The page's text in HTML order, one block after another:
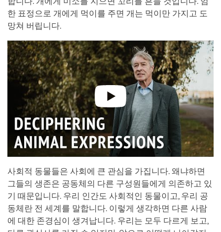
한 표정으로 개에게 먹이를 주면 개는 먹이만 가지고 도
망쳐 버립니다.
사회적 동물들은 사회에 큰 관심을 가집니다. 왜냐하면
그들의 생존은 공동체의 다른 구성원들에게 의존하고 있
기 때문입니다. 우리 인간도 사회적인 동물이고, 우리 공
동체란 전 세계를 말합니다. 이렇게 생각하면 다른 사람
에 대한 존경심이 생겨납니다. 우리는 모두 다르게 보고,